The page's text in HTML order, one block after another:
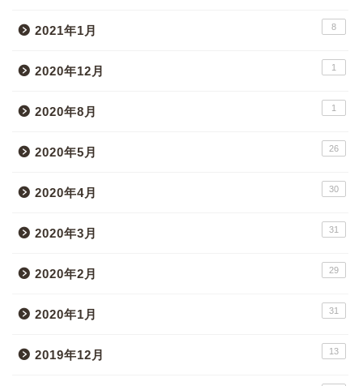
2021年1月 8
2020年12月 1
2020年8月 1
2020年5月 26
2020年4月 30
2020年3月 31
2020年2月 29
2020年1月 31
2019年12月 13